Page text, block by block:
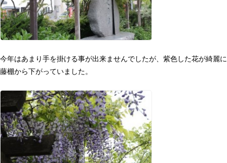
今年はあまり手を掛ける事が出来ませんでしたが、紫色した花が綺麗に
藤棚から下がっていました。